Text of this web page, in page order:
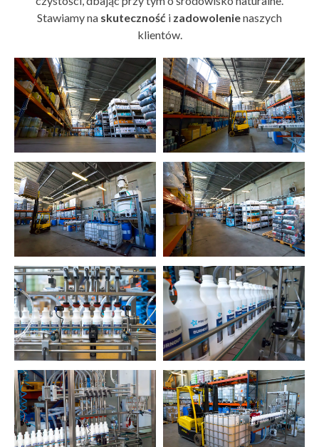
Stawiamy na skuteczność i zadowolenienaszych
klientów.